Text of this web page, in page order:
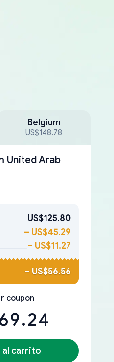
Belgium
US$148.78
United Arab
US$125.80
– US$45.29
– US$11.27
– US$56.56
coupon
69.24
al carrito